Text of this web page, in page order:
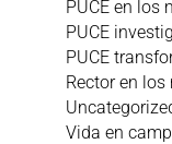
PUCE en los
PUCE
PUCE
Rector en los
Vida en